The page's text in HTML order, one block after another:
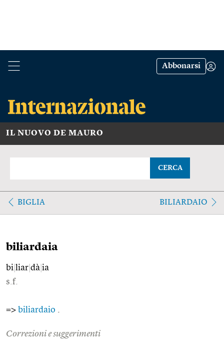
Abbonarsi
IL NUOVO DE MAURO
CERCA
BIGLIA BILIARDAIO
biliardaia
bi liar dà ia
s.f.
=> biliardaio
Correzioni e suggerimenti